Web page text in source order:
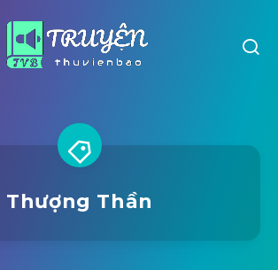
Thượng Thần